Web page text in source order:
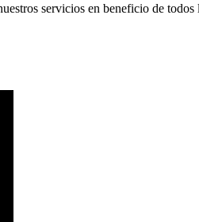
servicios en beneficio de todos